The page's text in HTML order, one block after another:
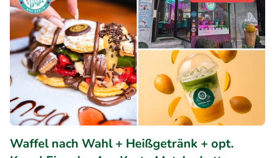
Waffel nach Wahl + Heißgetränk + opt.